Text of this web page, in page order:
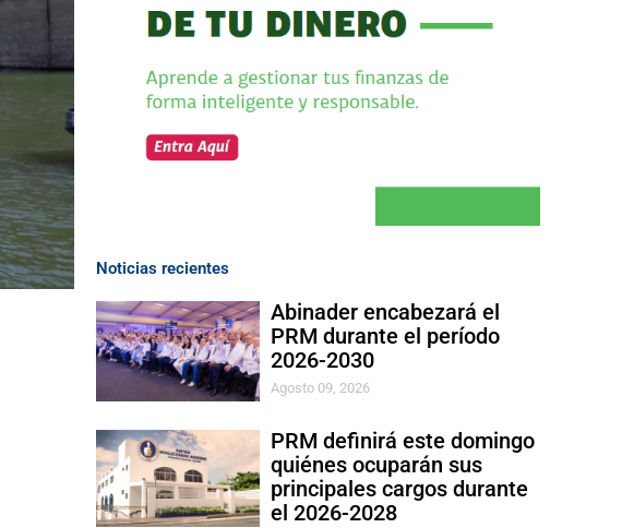
Noticias recientes
Abinader encabezará el
PRM durante el período
2026-2030
Agosto 09, 2026
PRM definirá este domingo
quiénes ocuparán sus
principales cargos durante
el 2026-2028